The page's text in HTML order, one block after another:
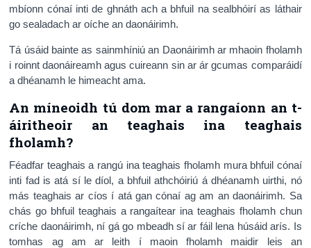
mbíonn cónaí inti de ghnáth ach a bhfuil na sealbhóirí as láthair
go sealadach ar oíche an daonáirimh.
Tá úsáid bainte as sainmhíniú an Daonáirimh ar mhaoin fholamh
i roinnt daonáireamh agus cuireann sin ar ár gcumas comparáidí
a dhéanamh le himeacht ama.
An míneoidh tú dom mar a rangaíonn an t-
áiritheoir an teaghais ina teaghais
fholamh?
Féadfar teaghais a rangú ina teaghais fholamh mura bhfuil cónaí
inti fad is atá sí le díol, a bhfuil athchóiriú á dhéanamh uirthi, nó
más teaghais ar cíos í atá gan cónaí ag am an daonáirimh. Sa
chás go bhfuil teaghais a rangaítear ina teaghais fholamh chun
críche daonáirimh, ní gá go mbeadh sí ar fáil lena húsáid arís. Is
tomhas ag am ar leith í maoin fholamh maidir leis an